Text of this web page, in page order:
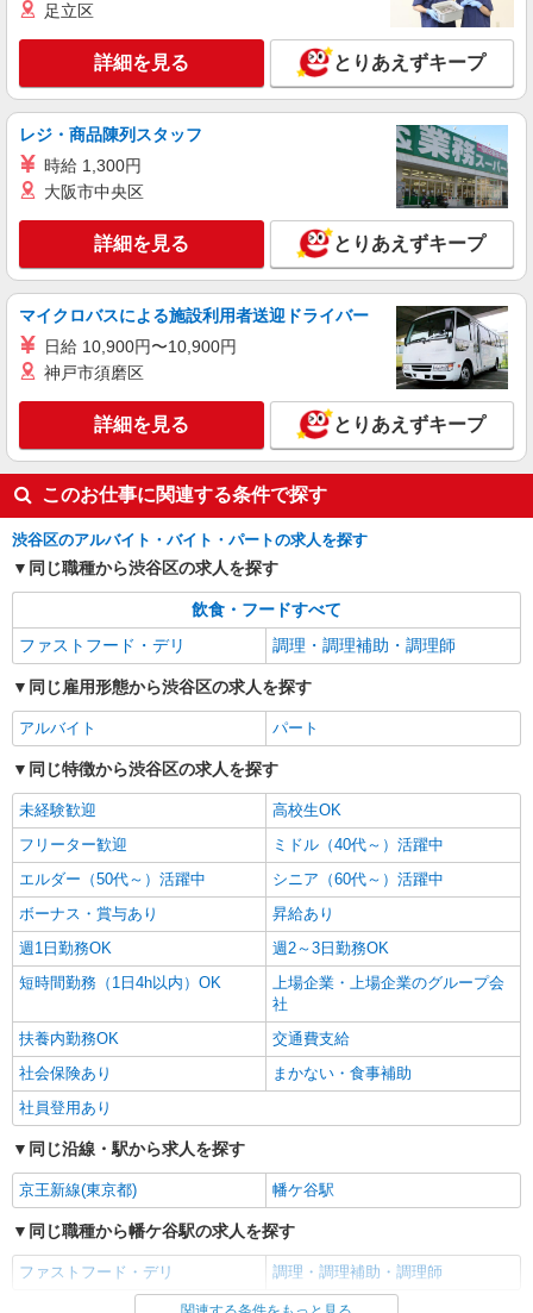
キープ 詳細を見る
アルバイト パート
コンパスグループ・ジャパン株式会社 35525_p
調理師【アルバイト・パート】
分単位で別途支給します。
国立オリンピック記念青少年総合センター
（東京都渋谷区代々木神園町3-1 オリンピック記
念青少年総合センタ2F）
詳細を見る
正社員
コンパスグループ・ジャパン株式会社 35525_f
調理師責任者【正社員】
月給34万円〜36万円 試用期間中 月給34万円〜
36万円(試用期間3ヶ月) 残業が発生した場合、残業
代を1分単位で別途支給します。 ※給与は経験や
前職給与に応じて決定します。
国立オリンピック記念青少年総合センター
（東京都渋谷区代々木神園町3-1 オリンピック記
念青少年総合センタ2F）
キープ
足立区
詳細を見る とりあえずキープ
レジ・商品陳列スタッフ
時給 1,300円
大阪市中央区
詳細を見る とりあえずキープ
マイクロバスによる施設利用者送迎ドライバー
日給 10,900円〜10,900円
神戸市須磨区
詳細を見る とりあえずキープ
このお仕事に関連する条件で探す
渋谷区のアルバイト・バイト・パートの求人を探す
同じ職種から渋谷区の求人を探す
飲食・フードすべて
ファストフード・デリ
調理・調理補助・調理師
同じ雇用形態から渋谷区の求人を探す
アルバイト パート
同じ特徴から渋谷区の求人を探す
未経験歓迎
高校生OK
フリーター歓迎
ミドル（40代～）活躍中
エルダー（50代～）活躍中
シニア（60代～）活躍中
ボーナス・賞与あり
昇給あり
週1日勤務OK
週2～3日勤務OK
短時間勤務（1日4h以内）OK
上場企業・上場企業のグループ会
社
扶養内勤務OK
交通費支給
社会保険あり
まかない・食事補助
社員登用あり
同じ沿線・駅から求人を探す
京王新線(東京都) 幡ケ谷駅
同じ職種から幡ケ谷駅の求人を探す
ファストフード・デリ 調理・調理補助・調理師